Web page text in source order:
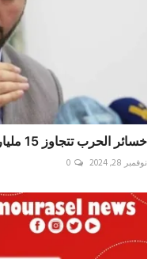
خسائر الحرب تتجاوز 15 مليار دولار وسلام يحذّر من نوايا ...
نوفمبر 28, 2024 0